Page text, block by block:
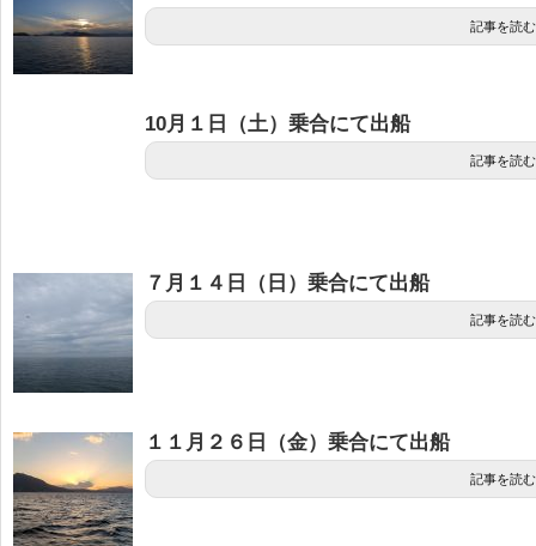
記事を読む
10月１日（土）乗合にて出船
記事を読む
７月１４日（日）乗合にて出船
記事を読む
１１月２６日（金）乗合にて出船
記事を読む